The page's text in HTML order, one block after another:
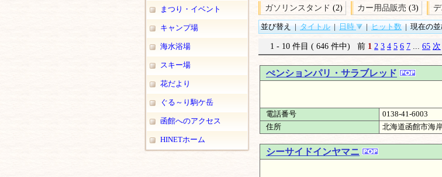
まつり・イベント
キャンプ場
海水浴場
スキー場
花だより
ぐる～り駒ケ岳
函館へのアクセス
HINETホーム
ガソリンスタンド (2) カー用品販売 (3)
並び替え | タイトル | 日時 | ヒット数 | 現在の
1 - 10 件目 ( 646 件中) 前 1 2 3 4 5 6 7 65 次
ぺンションパリ・サラブレッド
電話番号
0138-41-6003
住所
北海道函館市海
シーサイドインヤマニ